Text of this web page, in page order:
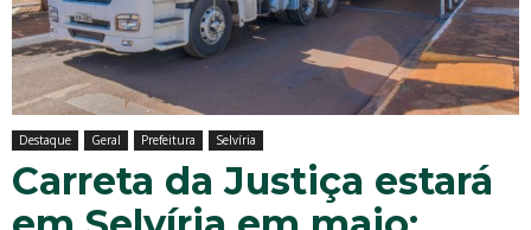
Destaque Geral Prefeitura Selvíria
Carreta da Justiça estará